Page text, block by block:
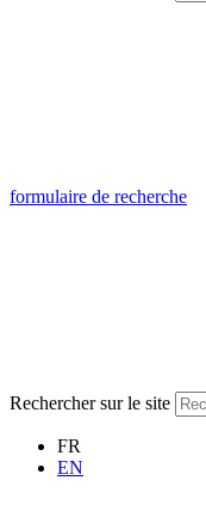
formulaire de recherche
Rechercher sur le site
FR
EN